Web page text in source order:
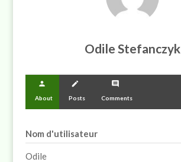
Odile Stefanczyk
person
About
create
Posts
comment
Comments
Nom d'utilisateur
Odile